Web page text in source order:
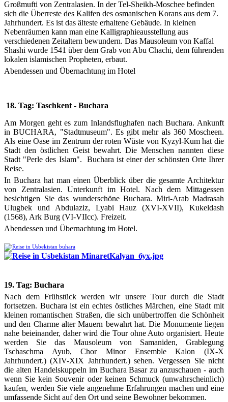
Großmufti von Zentralasien. In der Tel-Sheikh-Moschee befinden
sich die Überreste des Kalifen des osmanischen Korans aus dem 7.
Jahrhundert. Es ist das älteste erhaltene Gebäude. In kleinen
Nebenräumen kann man eine Kalligraphieausstellung aus
verschiedenen Zeitaltern bewundern. Das Mausoleum von Kaffal
Shashi wurde 1541 über dem Grab von Abu Chachi, dem führenden
lokalen islamischen Propheten, erbaut.
Abendessen und Übernachtung im Hotel
18. Tag: Taschkent - Buchara
Am Morgen geht es zum Inlandsflughafen nach Buchara. Ankunft
in BUCHARA, "Stadtmuseum". Es gibt mehr als 360 Moscheen.
Als eine Oase im Zentrum der roten Wüste von Kyzyl-Kum hat die
Stadt den östlichen Geist bewahrt. Die Menschen nannten diese
Stadt "Perle des Islam". Buchara ist einer der schönsten Orte Ihrer
Reise.
In Buchara hat man einen Überblick über die gesamte Architektur
von Zentralasien. Unterkunft im Hotel. Nach dem Mittagessen
besichtigen Sie das wunderschöne Buchara. Miri-Arab Madrasah
Ulugbek und Abdulaziz, Lyabi Hauz (XVI-XVII), Kukeldash
(1568), Ark Burg (VI-VIIcc). Freizeit.
Abendessen und Übernachtung im Hotel.
19. Tag: Buchara
Nach dem Frühstück werden wir unsere Tour durch die Stadt
fortsetzen. Buchara ist ein echtes östliches Märchen, eine Stadt mit
kleinen romantischen Straßen, die sich unübertroffen die Schönheit
und den Charme alter Mauern bewahrt hat. Die Monumente liegen
nahe beieinander, daher wird die Tour ohne Auto organisiert. Heute
werden Sie das Mausoleum von Samaniden, Grablegung
Tschaschma Ayub, Chor Minor Ensemble Kalon (IX-X
Jahrhundert.) (XIV-XIX Jahrhundert.) sehen. Vergessen Sie nicht
die alten Handelskuppeln im Buchara Basar zu anzuschauen - auch
wenn Sie kein Souvenir oder keinen Schmuck (unwahrscheinlich)
kaufen, werden Sie viele angenehme Erfahrungen machen und eine
umfassende Sicht auf den Ort und seine Bewohner bekommen.